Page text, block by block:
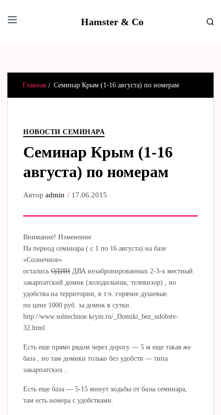
Hamster & Co
Главная Семинар Крым (1-16 августа) по номерам
НОВОСТИ СЕМИНАРА
Семинар Крым (1-16
августа) по номерам
Авторadmin 17.06.2015
Внимание! Изменение
На период семинара ( с 1 по 16 августа) на базе
«Солнечное»
осталисьОДИНДВА незабронированных 2-3-х местный
закарпатский домик (холодильник, телевизор) , но
удобства на территории, в т.ч. горячие душевые.
по цене 1000 руб. за домик в сутки.
http://www.solnechnoe.krym.ru/_Domiki_bez_udobstv-
32.html
Есть еще прямо рядом через дорогу — 5 м еще такая же
база , но там домики только без удобств — типа
закарпатских .
Есть еще база — 5-15 минут ходьбы от базы семинара,
там есть номера с удобствами.